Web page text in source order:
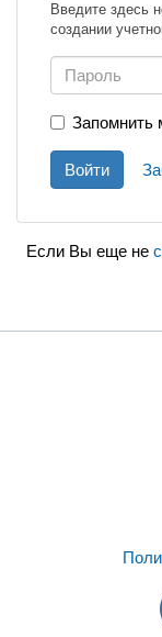
Введите здесь
создании
Запомнить
Войти
Если Вы еще не